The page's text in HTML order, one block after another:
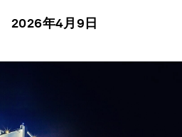
2026年4月9日